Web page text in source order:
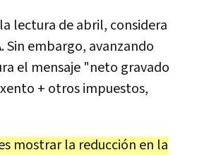
lectura de abril, considera
Sin embargo, avanzando
el mensaje "neto gravado
+ otros impuestos,
mostrar la reducción en la